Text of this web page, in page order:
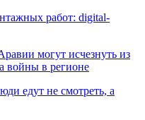
работ: digital-
могут исчезнуть из
войны в регионе
едут не смотреть, а